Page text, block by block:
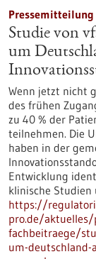
Pressemitteilung
Studie von
um
Wenn jetzt nicht
des frühen
zu 40 % der
teilnehmen. Die
haben in der
Entwicklung
klinische Studien
https://
pro.de/
fachbeitraege/
um-